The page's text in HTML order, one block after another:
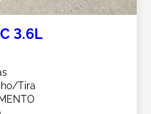
3.6L
Tira